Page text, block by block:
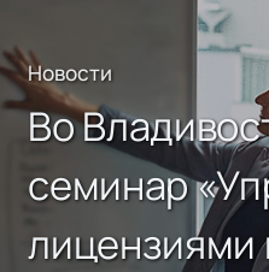
Новости
Во
семинар
лицензиями